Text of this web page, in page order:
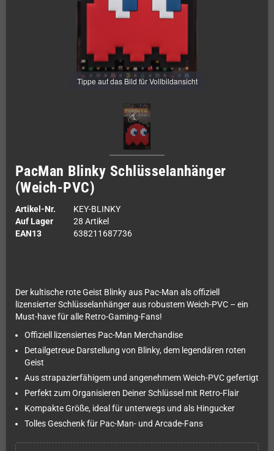
Tippe auf das Bild für Vollbildansicht
PacMan Blinky Schlüsselanhänger
(Weich-PVC)
Artikel-Nr.
KEY-BLINKY
Auf Lager
28 Artikel
EAN13
638211687736
Der kultische rote Geist Blinky aus Pac-Man als offiziell
lizensierter Schlüsselanhänger aus robustem Weich-PVC – ein
Must-have für alle Retro-Gaming-Fans!
Offiziell lizensiertes Pac-Man Merchandise
Detailgetreue Darstellung von Blinky, dem legendären roten
Geist
Aus strapazierfähigem und angenehmem Weich-PVC gefertigt
Perfekt zum Organisieren Deiner Schlüssel mit Retro-Flair
Kompakte Größe, ideal für unterwegs und als Hingucker
Tolles Geschenk für Pac-Man- und Arcade-Fans